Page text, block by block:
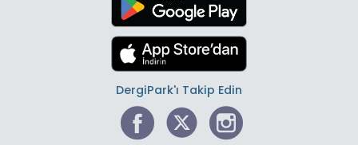
DergiPark'ı Takip Edin